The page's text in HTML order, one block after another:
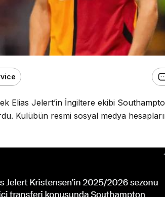
Elias Jelert’in İngiltere ekibi
Kulübün resmi sosyal medya